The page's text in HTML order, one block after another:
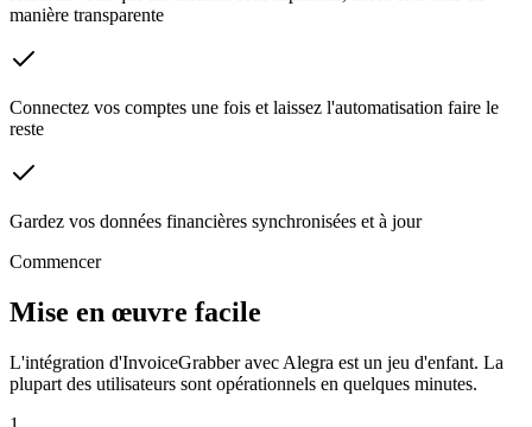
manière transparente
Connectez vos comptes une fois et laissez l'automatisation faire le
reste
Gardez vos données financières synchronisées et à jour
Commencer
Mise en œuvre facile
L'intégration d'InvoiceGrabber avec Alegra est un jeu d'enfant. La
plupart des utilisateurs sont opérationnels en quelques minutes.